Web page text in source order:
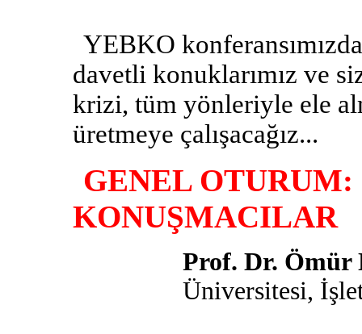
YEBKO
davetli konuklarımız ve
krizi, tüm yönleriyle ele
üretmeye çalışacağız...
GENEL
KONUŞMACILAR
Prof. Dr. Ömür
Üniversitesi,